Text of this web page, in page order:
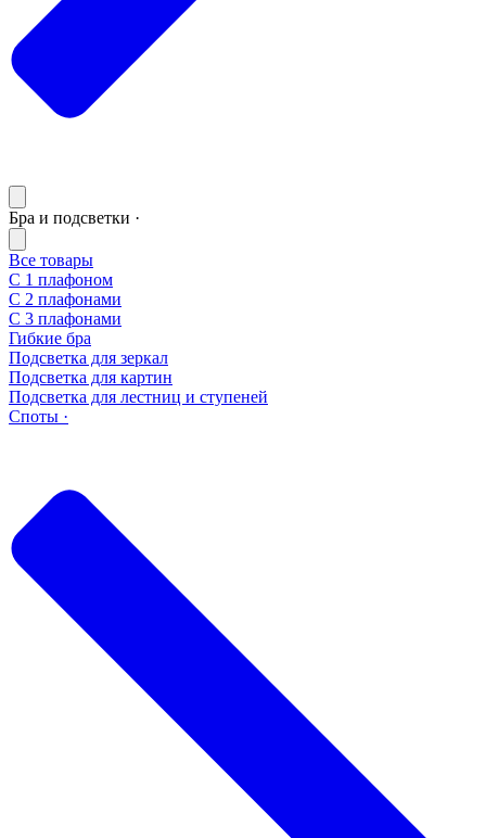
Бра и подсветки ·
Все товары
С 1 плафоном
С 2 плафонами
С 3 плафонами
Гибкие бра
Подсветка для зеркал
Подсветка для картин
Подсветка для лестниц и ступеней
Споты ·